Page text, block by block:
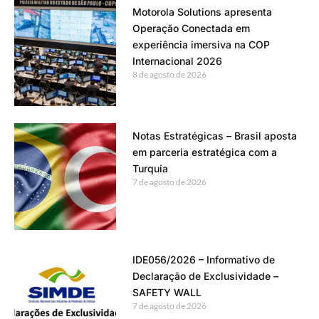
Motorola Solutions apresenta
Operação Conectada em
experiência imersiva na COP
Internacional 2026
8 de agosto de 2026
Notas Estratégicas – Brasil aposta
em parceria estratégica com a
Turquia
7 de agosto de 2026
IDE056/2026 – Informativo de
Declaração de Exclusividade –
SAFETY WALL
7 de agosto de 2026